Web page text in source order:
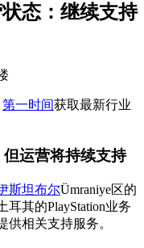
态：继续支持
第一时间获取最新行业
运营将持续支持
斯坦布尔Ümraniye区的
其的PlayStation业务
相关支持服务。